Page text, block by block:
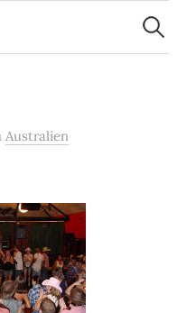
Search
for:
Australien